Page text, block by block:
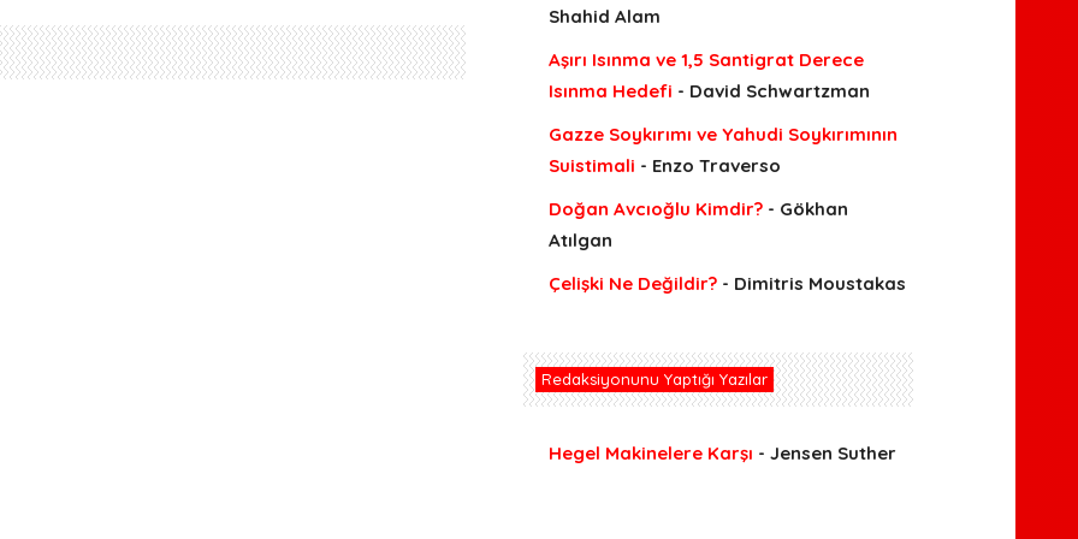
Shahid Alam
Aşırı Isınma ve 1,5 Santigrat Derece
Isınma Hedefi - David Schwartzman
Gazze Soykırımı ve Yahudi Soykırımının
Suistimali - Enzo Traverso
Doğan Avcıoğlu Kimdir?- Gökhan
Atılgan
Çelişki Ne Değildir?- Dimitris Moustakas
Redaksiyonunu Yaptığı Yazılar
Hegel Makinelere Karşı - Jensen Suther